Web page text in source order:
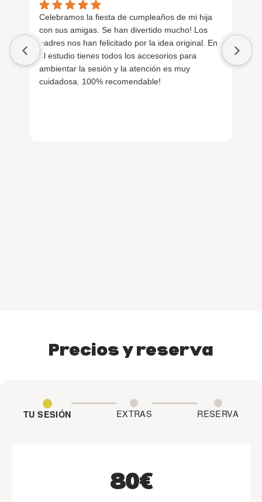
Celebramos la fiesta de cumpleaños de mi hija
con sus amigas. Se han divertido mucho! Los
padres nos han felicitado por la idea original. En
el estudio tienes todos los accesorios para
ambientar la sesión y la atención es muy
cuidadosa. 100% recomendable!
Precios y reserva
TU SESIÓN EXTRAS RESERVA
80€